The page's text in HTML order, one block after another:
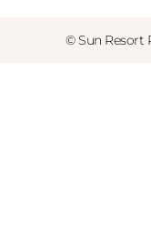
© Sun Resort